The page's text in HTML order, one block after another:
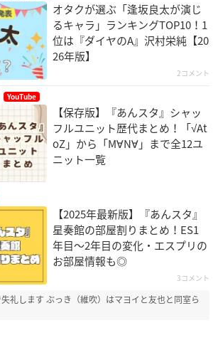
オタクが選ぶ「逢坂良太が演じ
るキャラ」ランキングTOP10！1
位は『ダイヤのA』沢村栄純【20
26年版】
2コメント
YouTube
【保存版】『あんスタ』シャッ
フルユニット歴代まとめ！「√At
oZ」から「M∀N∀」まで全12ユ
ニット一覧
【2025年最新版】『あんスタ』
星奏館の部屋割りまとめ！ES1
年目〜2年目の変化・エスプリの
お部屋情報も◎
3コメント
礼します ぶっき（維吹）はマヨイと友也と同室ら